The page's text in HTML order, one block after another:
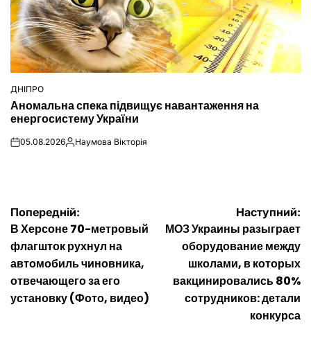
ОПУБЛІКУВАТИ
У
ДНІПРО
Аномальна спека підвищує навантаження на
енергосистему України
on05.08.2026Опубліковано
Наумова Вікторія
Навігація
записів
Попередній:
В Херсоне 70-метровый
флагшток рухнул на
автомобиль чиновника,
отвечающего за его
установку (Фото, видео)
Наступний:
МОЗ Украины разыграет
оборудование между
школами, в которых
вакцинировались 80%
сотрудников: детали
конкурса